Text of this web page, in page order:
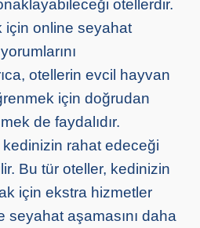
otellerdir.
için online seyahat
otellerin evcil hayvan
için doğrudan
de faydalıdır.
rahat edeceği
Bu tür oteller, kedinizin
için ekstra hizmetler
seyahat aşamasını daha